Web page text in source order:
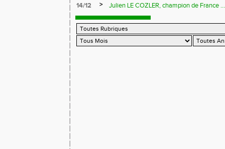
14/12
> Julien LE COZLER, champion de France ...